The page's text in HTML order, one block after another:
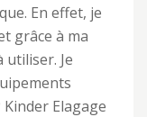
En effet, je
grâce à ma
Je
Kinder Elagage